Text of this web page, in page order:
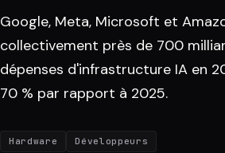
Google, Meta, Microsoft et
collectivement près de 700
dépenses d'infrastructure IA en
70 % par rapport à 2025.
Hardware Développeurs